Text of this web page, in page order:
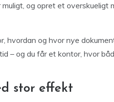
og opret et overskueligt
hvordan og hvor nye
– og du får et kontor, hvor
stor effekt